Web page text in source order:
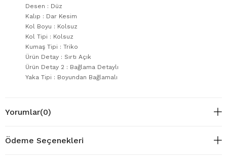
Desen : Düz
Kalıp : Dar Kesim
Kol Boyu : Kolsuz
Kol Tipi : Kolsuz
Kumaş Tipi : Triko
Ürün Detay : Sırtı Açık
Ürün Detay 2 : Bağlama Detaylı
Yaka Tipi : Boyundan Bağlamalı
Yorumlar(0)
Ödeme Seçenekleri